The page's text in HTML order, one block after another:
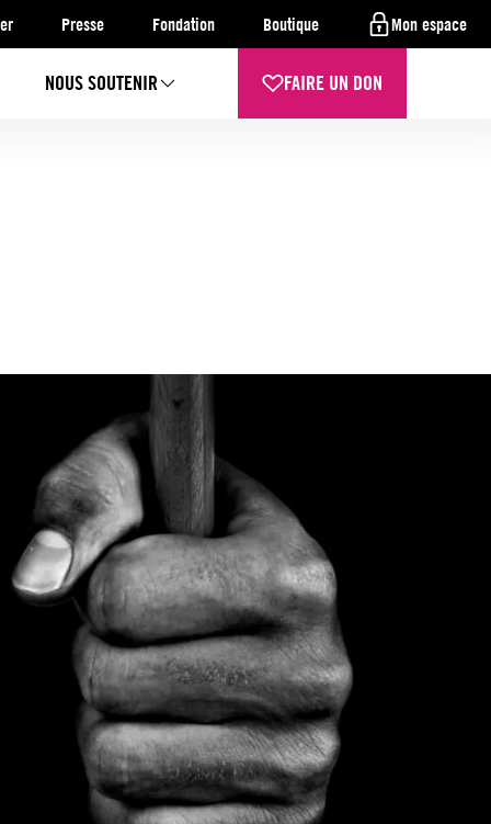
Presse Fondation Boutique Mon espace
NOUS SOUTENIR FAIRE UN DON